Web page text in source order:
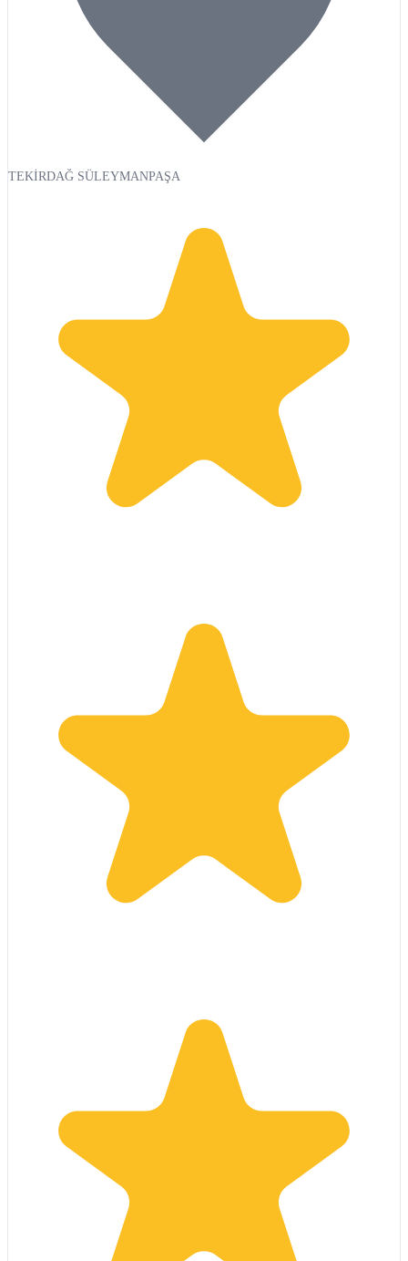
TEKİRDAĞ SÜLEYMANPAŞA